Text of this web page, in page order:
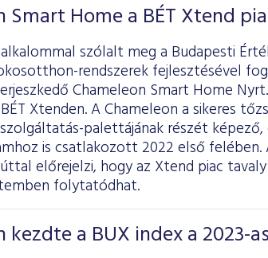
Smart Home a BÉT Xtend
szólalt meg a Budapesti
rendszerek fejlesztésével
Chameleon Smart Home
Xtenden. A Chameleon a sikeres
palettájának részét
is csatlakozott 2022 első
előrejelzi, hogy az Xtend piac
folytatódhat.
kezdte a BUX index a 2023-